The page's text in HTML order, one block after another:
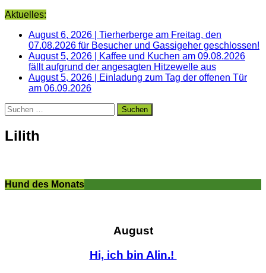
Aktuelles:
August 6, 2026
Tierherberge am Freitag, den
07.08.2026 für Besucher und Gassigeher geschlossen!
August 5, 2026
Kaffee und Kuchen am 09.08.2026
fällt aufgrund der angesagten Hitzewelle aus
August 5, 2026
Einladung zum Tag der offenen Tür
am 06.09.2026
Suchen
nach:
Lilith
Hund des Monats
August
Hi, ich bin Alin.!